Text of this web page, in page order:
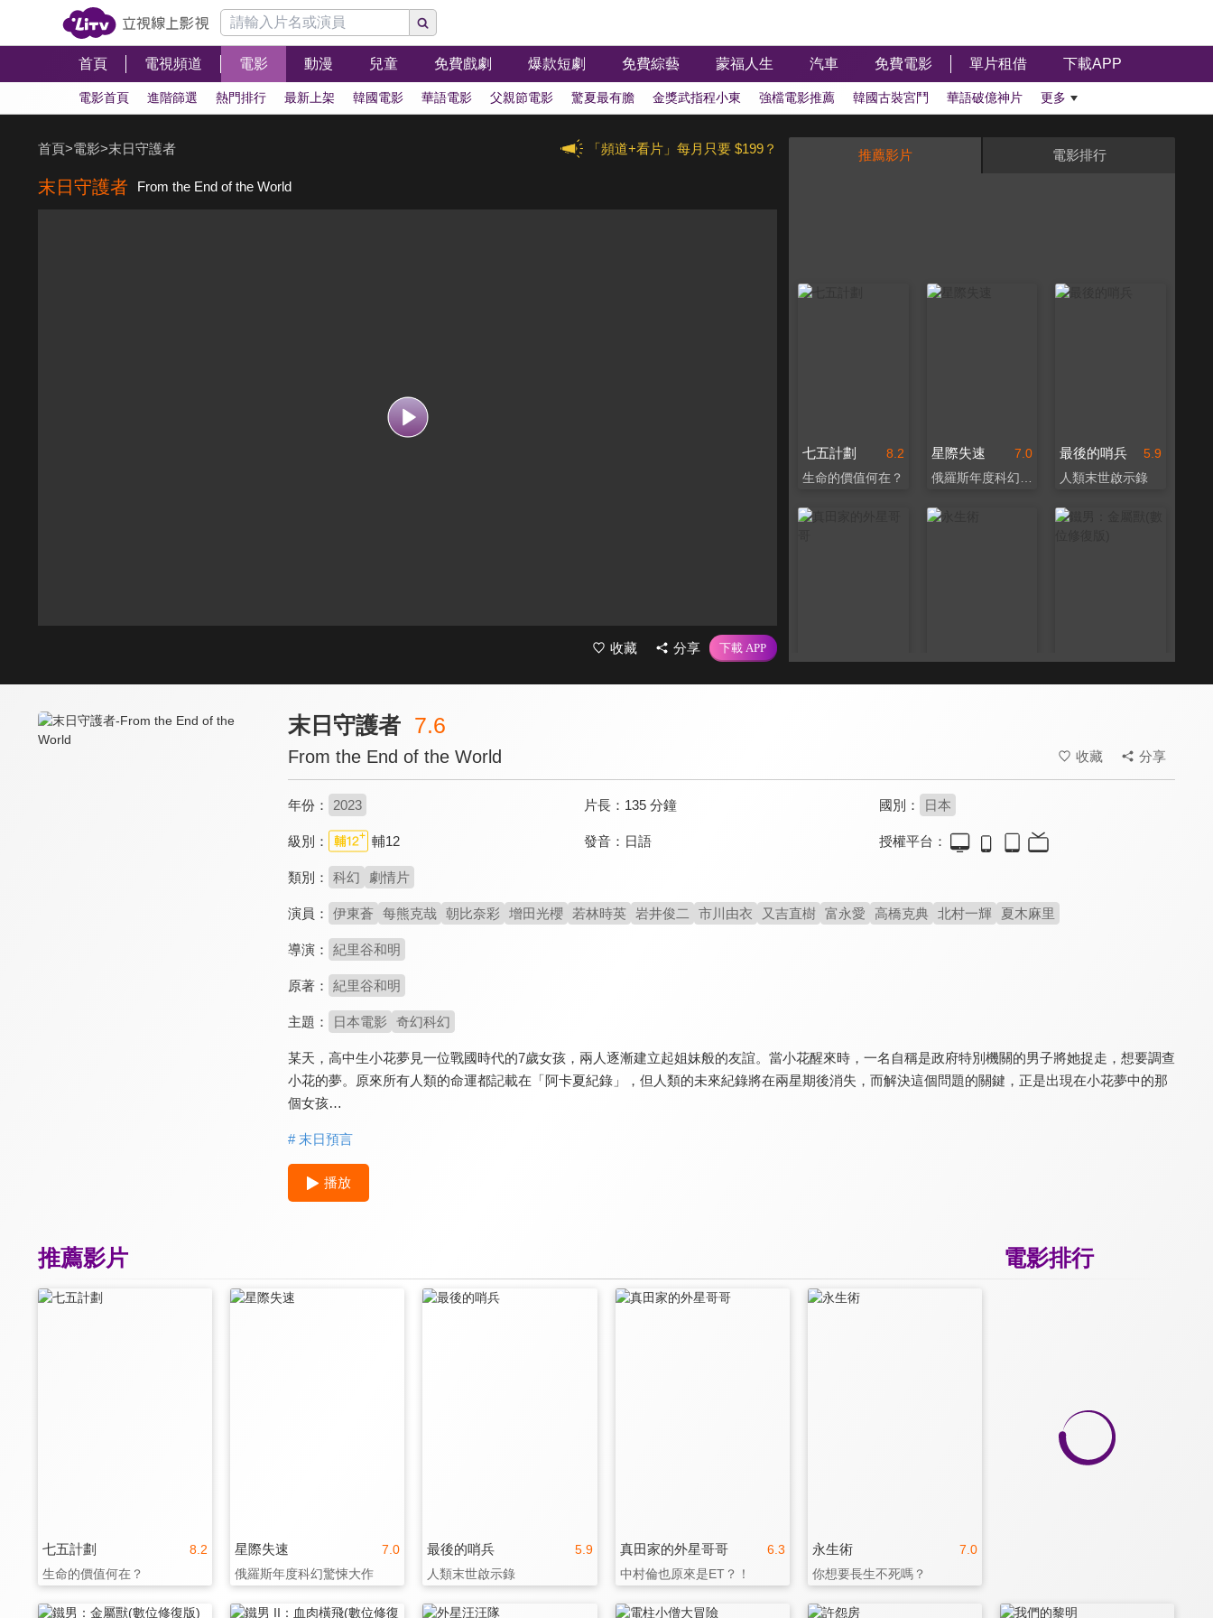
首頁 電視頻道 電影 動漫 兒童 免費戲劇 爆款短劇 免費綜藝 蒙福人生 汽車 免費電影 單片租借 下載APP
電影首頁 進階篩選 熱門排行 最新上架 韓國電影 華語電影 父親節電影 驚夏最有膽 金獎武指程小東 強檔電影推薦 韓國古裝宮鬥 華語破億神片 更多
「頻道+看片」每月只要 $199？
首頁>電影>末日守護者
末日守護者 From the End of the World
收藏 分享
推薦影片 電影排行
8.2
七五計劃
生命的價值何在？
7.0
星際失速
俄羅斯年度科幻驚悚大作
5.9
最後的哨兵
人類末世啟示錄
7.3
鐵男 II：血肉橫飛(數位修復版)
塚本晉也狂猛影像大爆走
6.7
外星汪汪隊
你家的狗狗是不是外星人
末日守護者 7.6
From the End of the World 收藏 分享
年份： 2023 片長： 135 分鐘 國別： 日本
級別： 輔12 發音： 日語 授權平台：
類別： 科幻 劇情片
演員： 伊東蒼 每熊克哉 朝比奈彩 增田光櫻 若林時英 岩井俊二 市川由衣 又吉直樹 富永愛 高橋克典 北村一輝 夏木麻里
導演： 紀里谷和明
原著： 紀里谷和明
主題： 日本電影 奇幻科幻
某天，高中生小花夢見一位戰國時代的7歲女孩，兩人逐漸建立起姐妹般的友誼。當小花醒來時，一名自稱是政府特別機關的男子將她捉走，想要調查
小花的夢。原來所有人類的命運都記載在「阿卡夏紀錄」，但人類的未來紀錄將在兩星期後消失，而解決這個問題的關鍵，正是出現在小花夢中的那
個女孩…
# 末日預言
播放
電影排行
推薦影片
8.2
七五計劃
生命的價值何在？
7.0
星際失速
俄羅斯年度科幻驚悚大作
5.9
最後的哨兵
人類末世啟示錄
6.3
真田家的外星哥哥
中村倫也原來是ET？！
7.0
永生術
你想要長生不死嗎？